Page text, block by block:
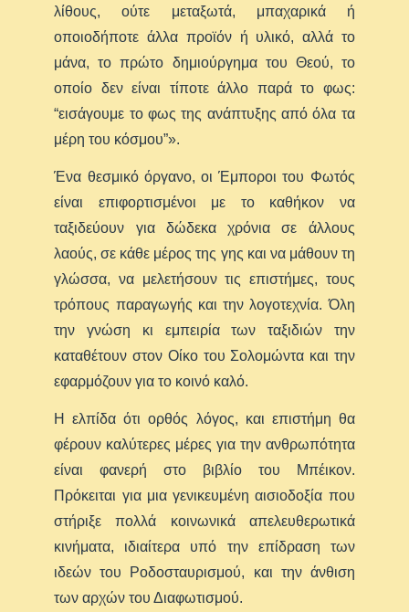
λίθους, ούτε μεταξωτά, μπαχαρικά ή
οποιοδήποτε άλλα προϊόν ή υλικό, αλλά το
μάνα, το πρώτο δημιούργημα του Θεού, το
οποίο δεν είναι τίποτε άλλο παρά το φως:
“εισάγουμε το φως της ανάπτυξης από όλα τα
μέρη του κόσμου”».
Ένα θεσμικό όργανο, οι Έμποροι του Φωτός
είναι επιφορτισμένοι με το καθήκον να
ταξιδεύουν για δώδεκα χρόνια σε άλλους
λαούς, σε κάθε μέρος της γης και να μάθουν τη
γλώσσα, να μελετήσουν τις επιστήμες, τους
τρόπους παραγωγής και την λογοτεχνία. Όλη
την γνώση κι εμπειρία των ταξιδιών την
καταθέτουν στον Οίκο του Σολομώντα και την
εφαρμόζουν για το κοινό καλό.
Η ελπίδα ότι ορθός λόγος, και επιστήμη θα
φέρουν καλύτερες μέρες για την ανθρωπότητα
είναι φανερή στο βιβλίο του Μπέικον.
Πρόκειται για μια γενικευμένη αισιοδοξία που
στήριξε πολλά κοινωνικά απελευθερωτικά
κινήματα, ιδιαίτερα υπό την επίδραση των
ιδεών του Ροδοσταυρισμού, και την άνθιση
των αρχών του Διαφωτισμού.